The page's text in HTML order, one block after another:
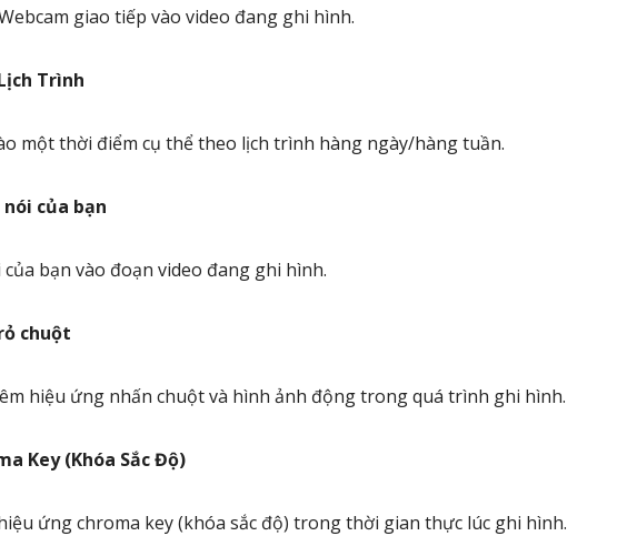
giao tiếp vào video đang ghi hình.
Trình
một thời điểm cụ thể theo lịch trình hàng ngày/hàng tuần.
của bạn
bạn vào đoạn video đang ghi hình.
chuột
hiệu ứng nhấn chuột và hình ảnh động trong quá trình ghi hình.
Key (Khóa Sắc Độ)
ứng chroma key (khóa sắc độ) trong thời gian thực lúc ghi hình.